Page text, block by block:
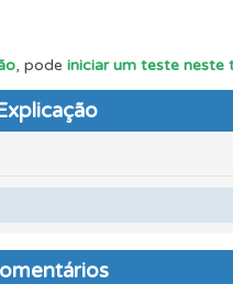
resultados.
equipamento.
, pode iniciar um teste neste